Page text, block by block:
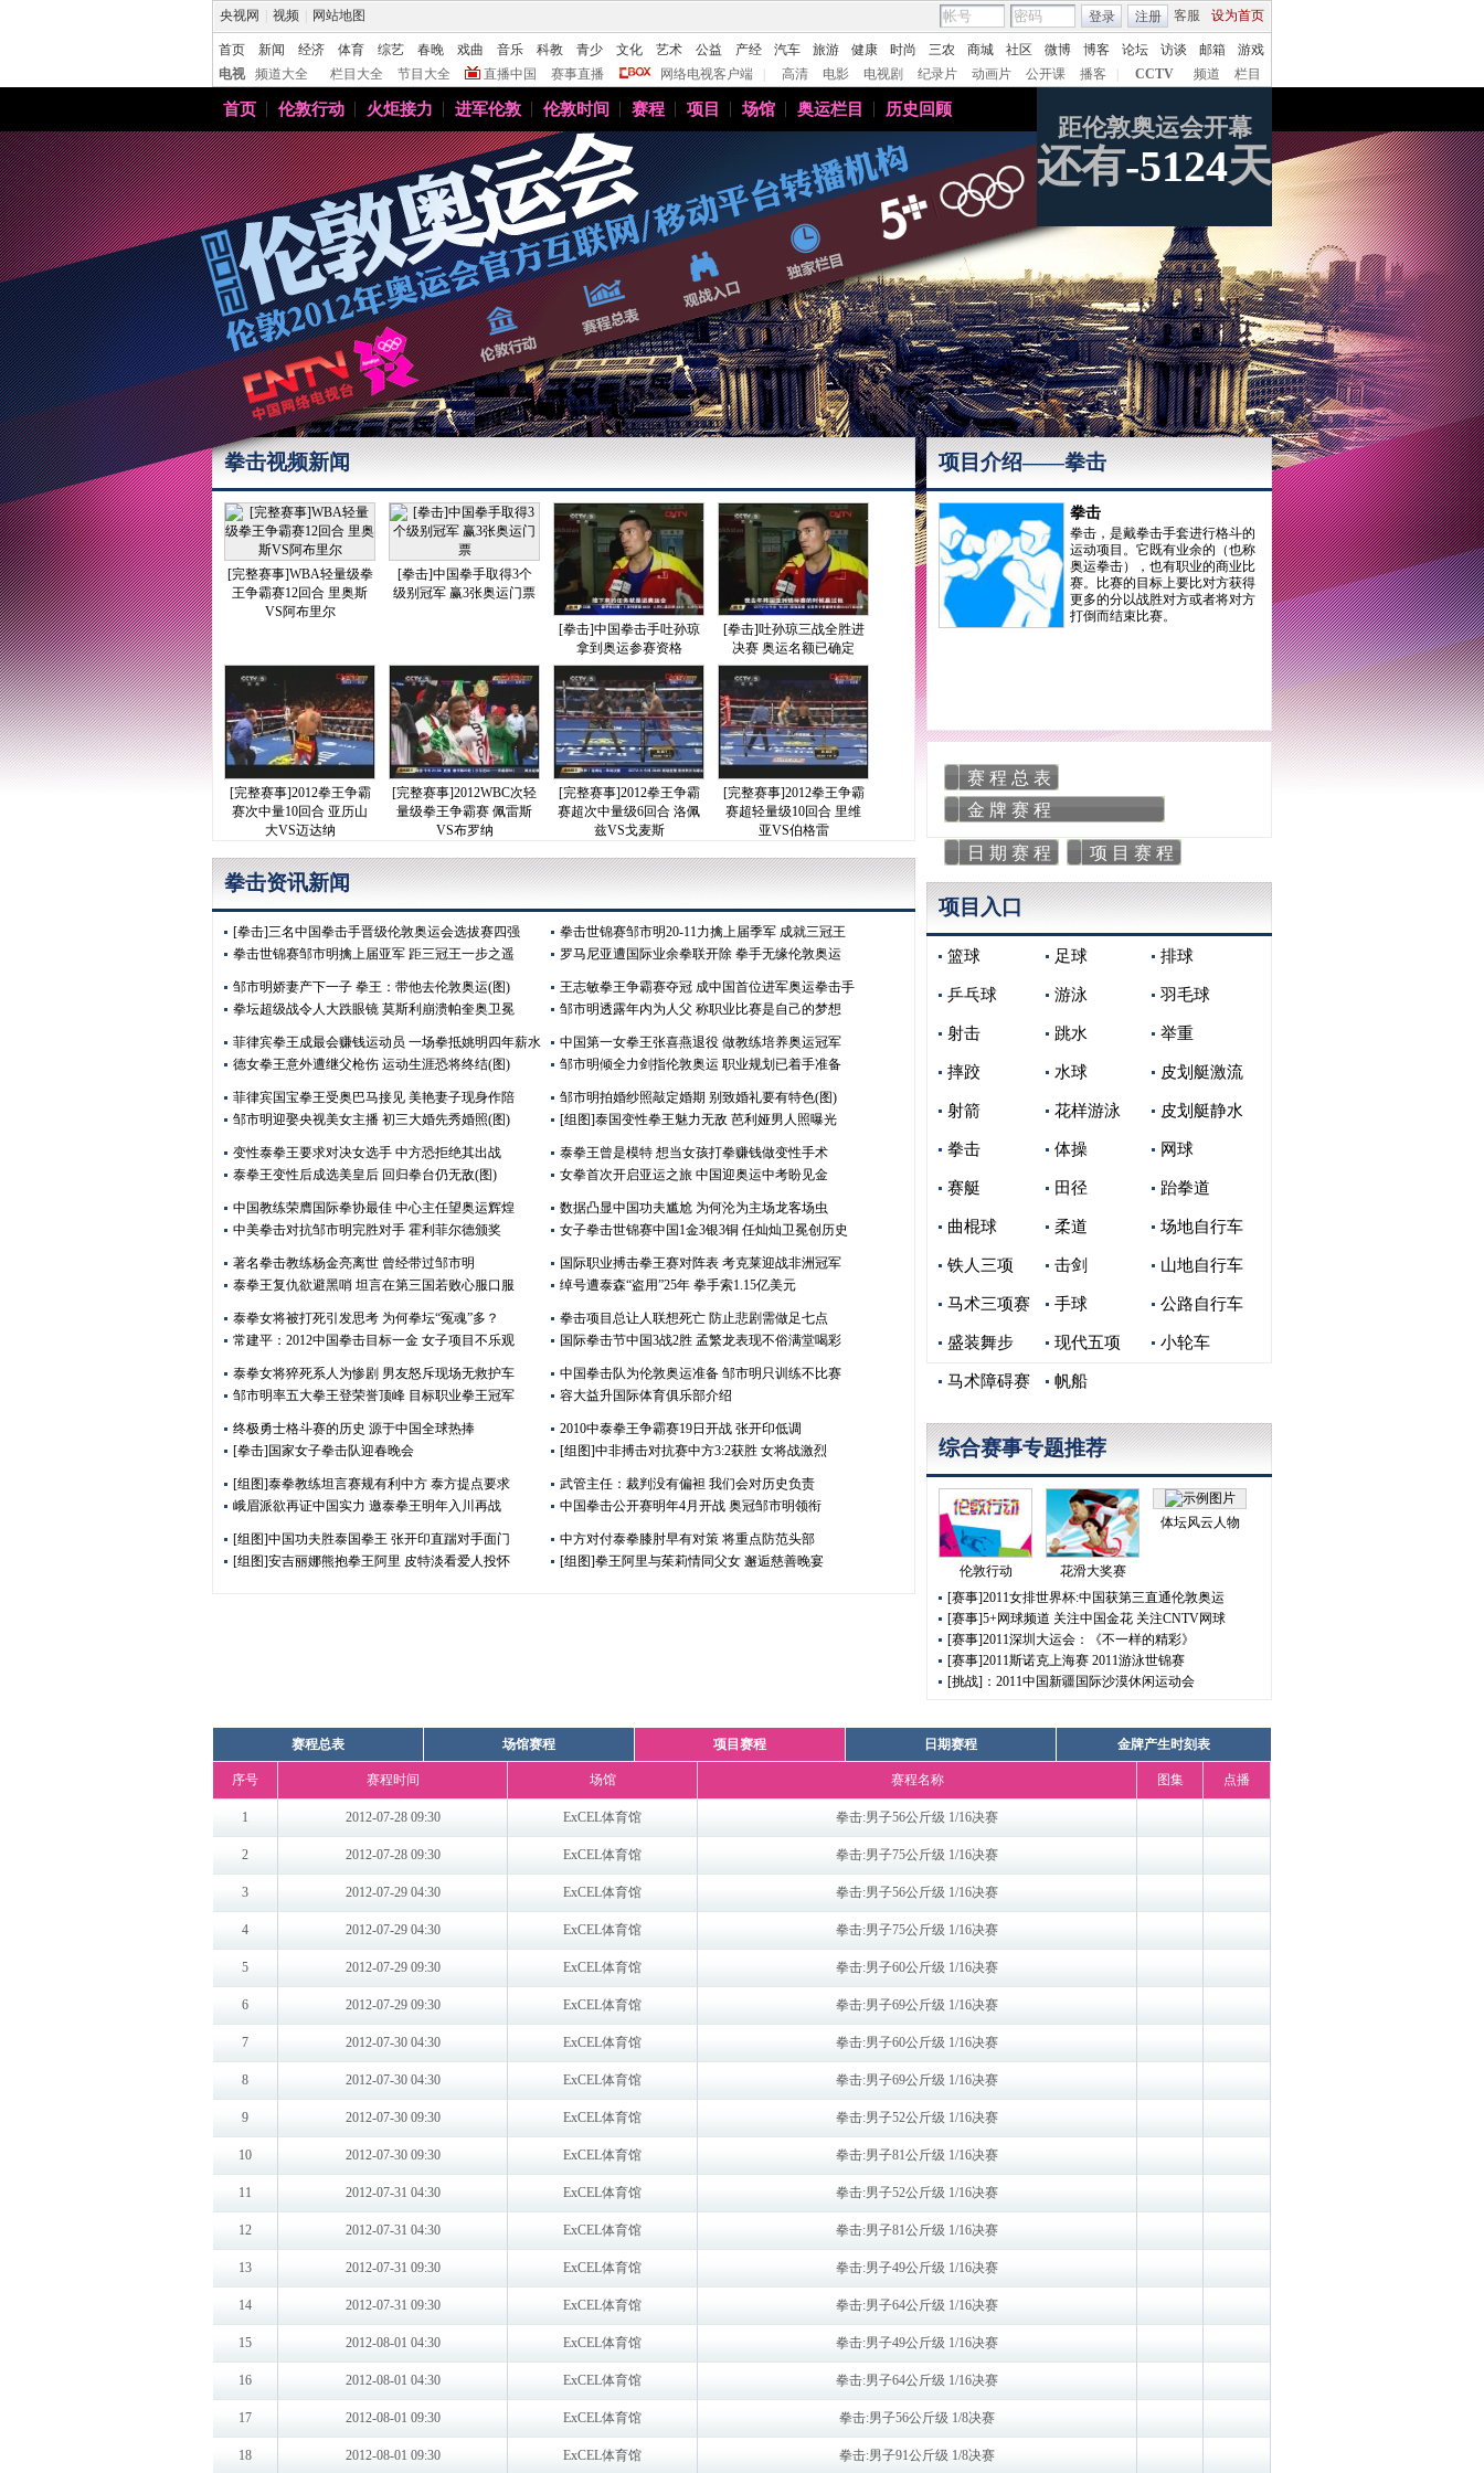
央视网 视频 网站地图 客服 设为首页
登录 注册
首页 新闻 经济 体育 综艺 春晚 戏曲 音乐 科教 青少 文化 艺术 公益 产经 汽车 旅游 健康 时尚 三农 商城 社区 微博 博客 论坛 访谈 邮箱
游戏
电视
频道大全 栏目大全 节目大全 直播中国 赛事直播 网络电视客户端 高清 电影 电视剧 纪录片 动画片 公开课 播客 CCTV 频道 栏目
首页 伦敦行动 火炬接力 进军伦敦 伦敦时间 赛程 项目 场馆 奥运栏目 历史回顾
距伦敦奥运会开幕
还有-5124天
拳击视频新闻
[完整赛事]WBA轻量级拳
王争霸赛12回合 里奥斯
VS阿布里尔
[拳击]中国拳手取得3个
级别冠军 赢3张奥运门票
[拳击]中国拳击手吐孙琼
拿到奥运参赛资格
[拳击]吐孙琼三战全胜进
决赛 奥运名额已确定
[完整赛事]2012拳王争霸
赛次中量10回合 亚历山
大VS迈达纳
[完整赛事]2012WBC次轻
量级拳王争霸赛 佩雷斯
VS布罗纳
[完整赛事]2012拳王争霸
赛超次中量级6回合 洛佩
兹VS戈麦斯
[完整赛事]2012拳王争霸
赛超轻量级10回合 里维
亚VS伯格雷
拳击资讯新闻
[拳击]三名中国拳击手晋级伦敦奥运会选拔赛四强
拳击世锦赛邹市明20-11力擒上届季军 成就三冠王
拳击世锦赛邹市明擒上届亚军 距三冠王一步之遥
罗马尼亚遭国际业余拳联开除 拳手无缘伦敦奥运
邹市明娇妻产下一子 拳王：带他去伦敦奥运(图)
王志敏拳王争霸赛夺冠 成中国首位进军奥运拳击手
拳坛超级战令人大跌眼镜 莫斯利崩溃帕奎奥卫冕
邹市明透露年内为人父 称职业比赛是自己的梦想
菲律宾拳王成最会赚钱运动员 一场拳抵姚明四年薪水
中国第一女拳王张喜燕退役 做教练培养奥运冠军
德女拳王意外遭继父枪伤 运动生涯恐将终结(图)
邹市明倾全力剑指伦敦奥运 职业规划已着手准备
菲律宾国宝拳王受奥巴马接见 美艳妻子现身作陪
邹市明拍婚纱照敲定婚期 别致婚礼要有特色(图)
邹市明迎娶央视美女主播 初三大婚先秀婚照(图)
[组图]泰国变性拳王魅力无敌 芭利娅男人照曝光
变性泰拳王要求对决女选手 中方恐拒绝其出战
泰拳王曾是模特 想当女孩打拳赚钱做变性手术
泰拳王变性后成选美皇后 回归拳台仍无敌(图)
女拳首次开启亚运之旅 中国迎奥运中考盼见金
中国教练荣膺国际拳协最佳 中心主任望奥运辉煌
数据凸显中国功夫尴尬 为何沦为主场龙客场虫
中美拳击对抗邹市明完胜对手 霍利菲尔德颁奖
女子拳击世锦赛中国1金3银3铜 任灿灿卫冕创历史
著名拳击教练杨金亮离世 曾经带过邹市明
国际职业搏击拳王赛对阵表 考克莱迎战非洲冠军
泰拳王复仇欲避黑哨 坦言在第三国若败心服口服
绰号遭泰森“盗用”25年 拳手索1.15亿美元
泰拳女将被打死引发思考 为何拳坛“冤魂”多？
拳击项目总让人联想死亡 防止悲剧需做足七点
常建平：2012中国拳击目标一金 女子项目不乐观
国际拳击节中国3战2胜 孟繁龙表现不俗满堂喝彩
泰拳女将猝死系人为惨剧 男友怒斥现场无救护车
中国拳击队为伦敦奥运准备 邹市明只训练不比赛
邹市明率五大拳王登荣誉顶峰 目标职业拳王冠军
容大益升国际体育俱乐部介绍
终极勇士格斗赛的历史 源于中国全球热捧
2010中泰拳王争霸赛19日开战 张开印低调
[拳击]国家女子拳击队迎春晚会
[组图]中非搏击对抗赛中方3:2获胜 女将战激烈
[组图]泰拳教练坦言赛规有利中方 泰方提点要求
武管主任：裁判没有偏袒 我们会对历史负责
峨眉派欲再证中国实力 邀泰拳王明年入川再战
中国拳击公开赛明年4月开战 奥冠邹市明领衔
[组图]中国功夫胜泰国拳王 张开印直踹对手面门
中方对付泰拳膝肘早有对策 将重点防范头部
[组图]安吉丽娜熊抱拳王阿里 皮特淡看爱人投怀
[组图]拳王阿里与茱莉情同父女 邂逅慈善晚宴
项目介绍——拳击
拳击
拳击，是戴拳击手套进行格斗的
运动项目。它既有业余的（也称
奥运拳击），也有职业的商业比
赛。比赛的目标上要比对方获得
更多的分以战胜对方或者将对方
打倒而结束比赛。
赛 程 总 表
金 牌 赛 程
日 期 赛 程 项 目 赛 程
项目入口
篮球
乒乓球
射击
摔跤
射箭
拳击
赛艇
曲棍球
铁人三项
马术三项赛
盛装舞步
马术障碍赛
足球
游泳
跳水
水球
花样游泳
体操
田径
柔道
击剑
手球
现代五项
帆船
排球
羽毛球
举重
皮划艇激流
皮划艇静水
网球
跆拳道
场地自行车
山地自行车
公路自行车
小轮车
综合赛事专题推荐
伦敦行动 花滑大奖赛
体坛风云人物
[赛事]2011女排世界杯:中国获第三直通伦敦奥运
[赛事]5+网球频道 关注中国金花 关注CNTV网球
[赛事]2011深圳大运会：《不一样的精彩》
[赛事]2011斯诺克上海赛 2011游泳世锦赛
[挑战]：2011中国新疆国际沙漠休闲运动会